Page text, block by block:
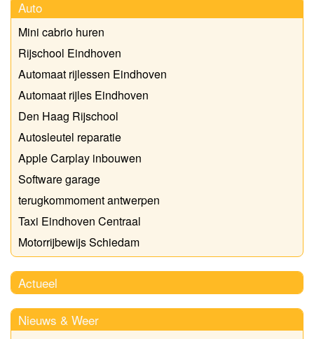
Auto
Mini cabrio huren
Rijschool Eindhoven
Automaat rijlessen Eindhoven
Automaat rijles Eindhoven
Den Haag Rijschool
Autosleutel reparatie
Apple Carplay inbouwen
Software garage
terugkommoment antwerpen
Taxi Eindhoven Centraal
Motorrijbewijs Schiedam
Actueel
Nieuws & Weer